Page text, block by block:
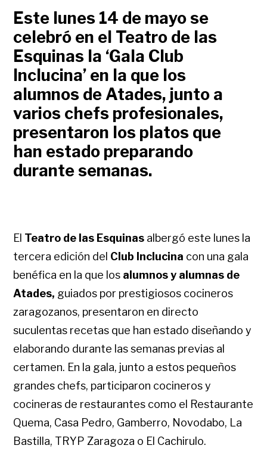
Este lunes 14 de mayo se
celebró en el Teatro de las
Esquinas la ‘Gala Club
Inclucina’ en la que los
alumnos de Atades, junto a
varios chefs profesionales,
presentaron los platos que
han estado preparando
durante semanas.
El Teatro de las Esquinas albergó este lunes la
tercera edición del Club Inclucina con una gala
benéfica en la que los alumnos y alumnas de
Atades, guiados por prestigiosos cocineros
zaragozanos, presentaron en directo
suculentas recetas que han estado diseñando y
elaborando durante las semanas previas al
certamen. En la gala, junto a estos pequeños
grandes chefs, participaron cocineros y
cocineras de restaurantes como el Restaurante
Quema, Casa Pedro, Gamberro, Novodabo, La
Bastilla, TRYP Zaragoza o El Cachirulo.